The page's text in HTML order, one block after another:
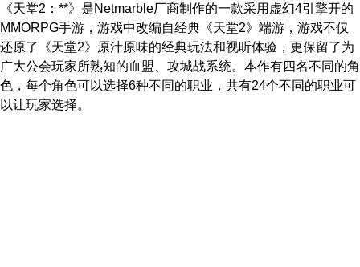
《天堂2：**》是Netmarble厂商制作的一款采用虚幻4引擎开的
MMORPG手游，游戏中改编自经典《天堂2》端游，游戏不仅
还原了《天堂2》原汁原味的经典玩法和视听体验，更保留了为
广大公会玩家所熟知的血盟、攻城战系统。本作有四名不同的角
色，每个角色可以选择6种不同的职业，共有24个不同的职业可
以让玩家选择。